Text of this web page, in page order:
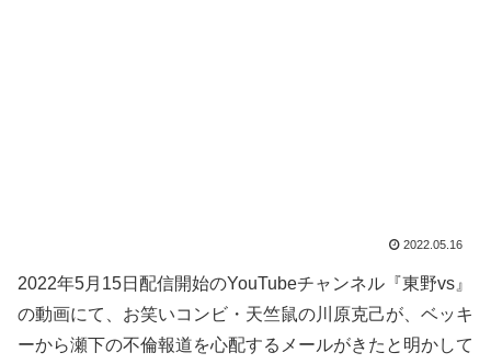
2022.05.16
2022年5月15日配信開始のYouTubeチャンネル『東野vs』
の動画にて、お笑いコンビ・天竺鼠の川原克己が、ベッキ
ーから瀬下の不倫報道を心配するメールがきたと明かして